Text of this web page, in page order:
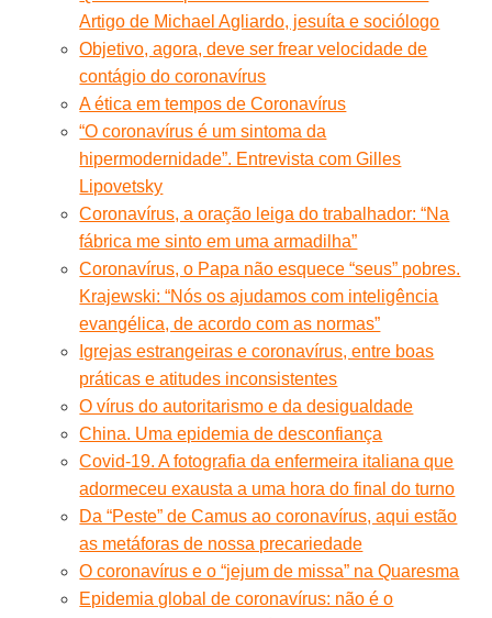
Artigo de Michael Agliardo, jesuíta e sociólogo
Objetivo, agora, deve ser frear velocidade de
contágio do coronavírus
A ética em tempos de Coronavírus
“O coronavírus é um sintoma da
hipermodernidade”. Entrevista com Gilles
Lipovetsky
Coronavírus, a oração leiga do trabalhador: “Na
fábrica me sinto em uma armadilha”
Coronavírus, o Papa não esquece “seus” pobres.
Krajewski: “Nós os ajudamos com inteligência
evangélica, de acordo com as normas”
Igrejas estrangeiras e coronavírus, entre boas
práticas e atitudes inconsistentes
O vírus do autoritarismo e da desigualdade
China. Uma epidemia de desconfiança
Covid-19. A fotografia da enfermeira italiana que
adormeceu exausta a uma hora do final do turno
Da “Peste” de Camus ao coronavírus, aqui estão
as metáforas de nossa precariedade
O coronavírus e o “jejum de missa” na Quaresma
Epidemia global de coronavírus: não é o